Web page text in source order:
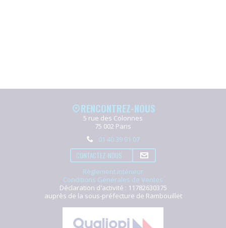
RENCONTREZ-NOUS
5 rue des Colonnes
75 002 Paris
01 40 39 91 07
CONTACTEZ-NOUS
Règlement intérieur
Conditions Générales de Ventes
Déclaration d'activité : 11782630375
auprès de la sous-préfecture de Rambouillet